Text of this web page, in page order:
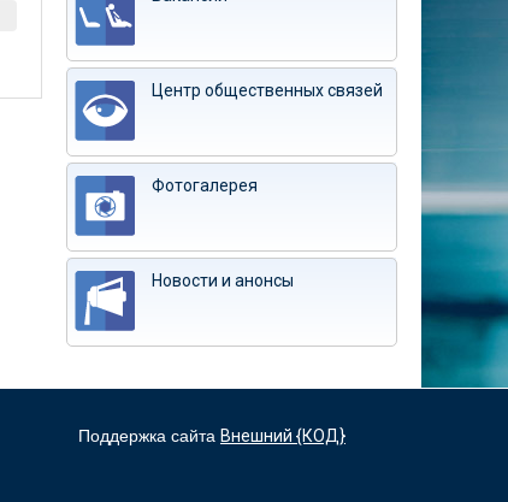
Центр общественных связей
Фотогалерея
Новости и анонсы
Поддержка сайта Внешний {КОД}